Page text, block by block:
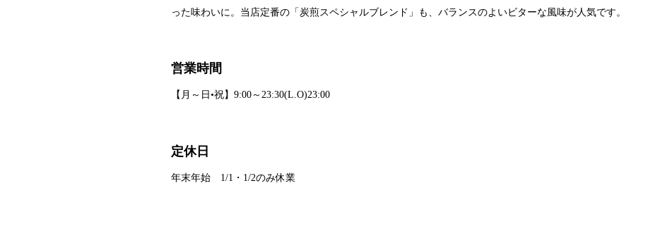
った味わいに。当店定番の「炭煎スペシャルブレンド」も、バランスのよいビターな風味が人気です。
営業時間
【月～日•祝】9:00～23:30(L.O)23:00
定休日
年末年始 1/1・1/2のみ休業